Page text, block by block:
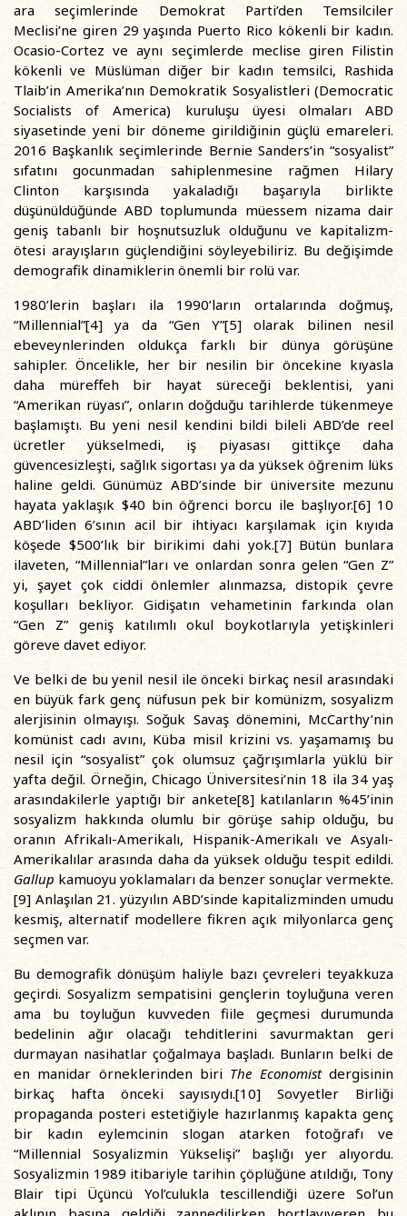
ara seçimlerinde Demokrat Parti’den Temsilciler
Meclisi’ne giren 29 yaşında Puerto Rico kökenli bir kadın.
Ocasio-Cortez ve aynı seçimlerde meclise giren Filistin
kökenli ve Müslüman diğer bir kadın temsilci, Rashida
Tlaib’in Amerika’nın Demokratik Sosyalistleri (Democratic
Socialists of America) kuruluşu üyesi olmaları ABD
siyasetinde yeni bir döneme girildiğinin güçlü emareleri.
2016 Başkanlık seçimlerinde Bernie Sanders’in “sosyalist”
sıfatını gocunmadan sahiplenmesine rağmen Hilary
Clinton karşısında yakaladığı başarıyla birlikte
düşünüldüğünde ABD toplumunda müessem nizama dair
geniş tabanlı bir hoşnutsuzluk olduğunu ve kapitalizm-
ötesi arayışların güçlendiğini söyleyebiliriz. Bu değişimde
demografik dinamiklerin önemli bir rolü var.
1980’lerin başları ila 1990’ların ortalarında doğmuş,
“Millennial”[4] ya da “Gen Y”[5] olarak bilinen nesil
ebeveynlerinden oldukça farklı bir dünya görüşüne
sahipler. Öncelikle, her bir nesilin bir öncekine kıyasla
daha müreffeh bir hayat süreceği beklentisi, yani
“Amerikan rüyası”, onların doğduğu tarihlerde tükenmeye
başlamıştı. Bu yeni nesil kendini bildi bileli ABD’de reel
ücretler yükselmedi, iş piyasası gittikçe daha
güvencesizleşti, sağlık sigortası ya da yüksek öğrenim lüks
haline geldi. Günümüz ABD’sinde bir üniversite mezunu
hayata yaklaşık $40 bin öğrenci borcu ile başlıyor.[6] 10
ABD’liden 6’sının acil bir ihtiyacı karşılamak için kıyıda
köşede $500’lık bir birikimi dahi yok.[7] Bütün bunlara
ilaveten, “Millennial”ları ve onlardan sonra gelen “Gen Z”
yi, şayet çok ciddi önlemler alınmazsa, distopik çevre
koşulları bekliyor. Gidişatın vehametinin farkında olan
“Gen Z” geniş katılımlı okul boykotlarıyla yetişkinleri
göreve davet ediyor.
Ve belki de bu yenil nesil ile önceki birkaç nesil arasındaki
en büyük fark genç nüfusun pek bir komünizm, sosyalizm
alerjisinin olmayışı. Soğuk Savaş dönemini, McCarthy’nin
komünist cadı avını, Küba misil krizini vs. yaşamamış bu
nesil için “sosyalist” çok olumsuz çağrışımlarla yüklü bir
yafta değil. Örneğin, Chicago Üniversitesi’nin 18 ila 34 yaş
arasındakilerle yaptığı bir ankete[8] katılanların %45’inin
sosyalizm hakkında olumlu bir görüşe sahip olduğu, bu
oranın Afrikalı-Amerikalı, Hispanik-Amerikalı ve Asyalı-
Amerikalılar arasında daha da yüksek olduğu tespit edildi.
Gallup kamuoyu yoklamaları da benzer sonuçlar vermekte.
[9] Anlaşılan 21. yüzyılın ABD’sinde kapitalizminden umudu
kesmiş, alternatif modellere fikren açık milyonlarca genç
seçmen var.
Bu demografik dönüşüm haliyle bazı çevreleri teyakkuza
geçirdi. Sosyalizm sempatisini gençlerin toyluğuna veren
ama bu toyluğun kuvveden fiile geçmesi durumunda
bedelinin ağır olacağı tehditlerini savurmaktan geri
durmayan nasihatlar çoğalmaya başladı. Bunların belki de
en manidar örneklerinden biri The Economistdergisinin
birkaç hafta önceki sayısıydı.[10] Sovyetler Birliği
propaganda posteri estetiğiyle hazırlanmış kapakta genç
bir kadın eylemcinin slogan atarken fotoğrafı ve
“Millennial Sosyalizmin Yükselişi” başlığı yer alıyordu.
Sosyalizmin 1989 itibariyle tarihin çöplüğüne atıldığı, Tony
Blair tipi Üçüncü Yol’culukla tescillendiği üzere Sol’un